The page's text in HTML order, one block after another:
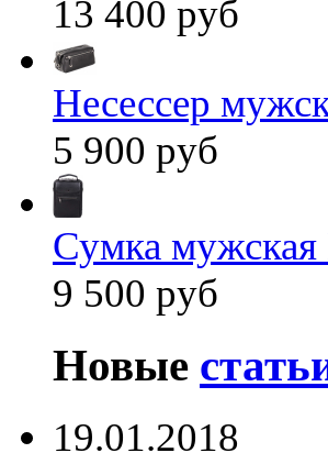
13 400 руб
Несессер
5 900 руб
Сумка
9 500 руб
Новые
19.01.2018